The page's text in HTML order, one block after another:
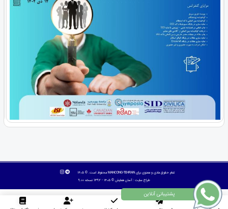
تمام حقوق مادی و معنوی برای MANCONG-TEHRAN محفوظ است. © ۱۴۰۵
طراح سایت :آسان همایش © ۱۴۰۵ - 1392 نسخه 9.00